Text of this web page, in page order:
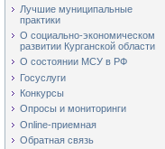
Лучшие муниципальные
практики
О социально-экономическом
развитии Курганской области
О состоянии МСУ в РФ
Госуслуги
Конкурсы
Опросы и мониторинги
Online-приемная
Обратная связь